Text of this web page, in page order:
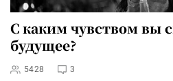
С каким чувством вы
будущее?
5428 3